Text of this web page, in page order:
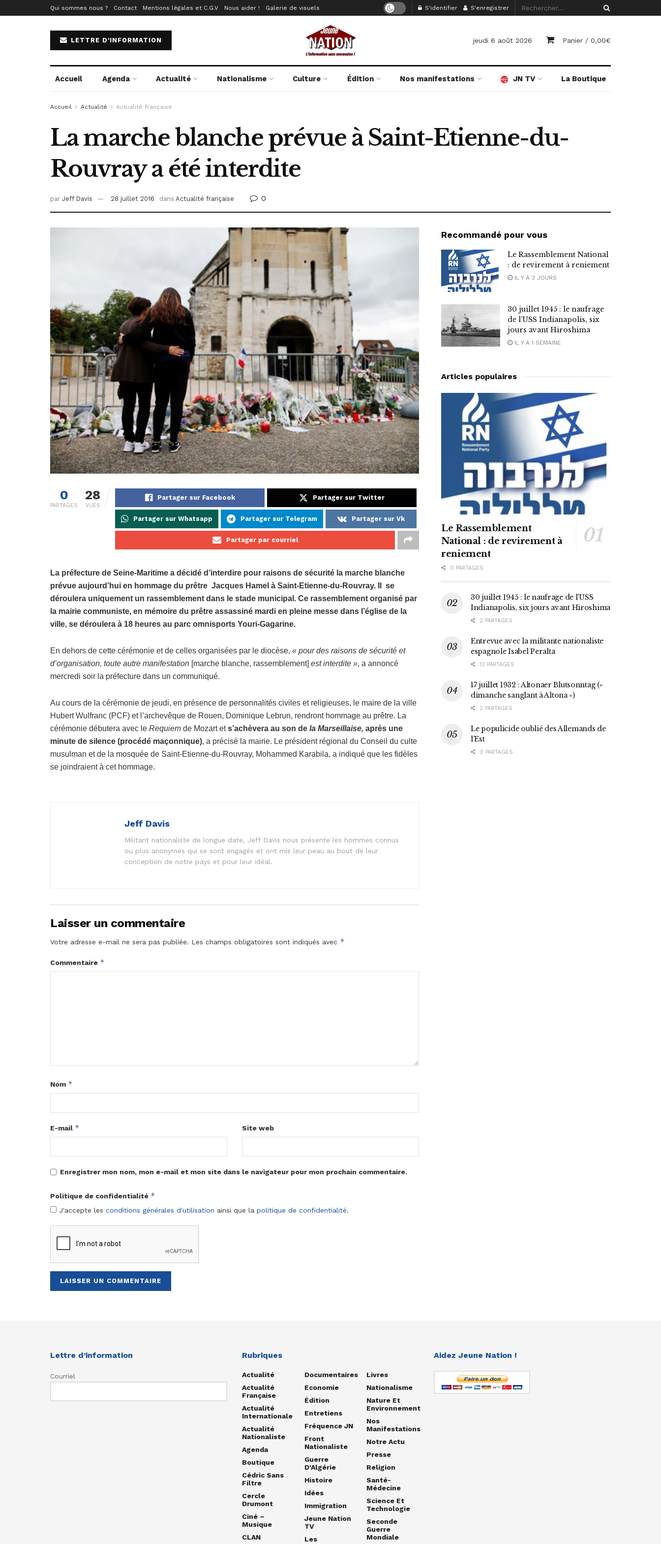
Qui sommes nous ? Contact Mentions légales et C.G.V Nous aider ! Galerie de visuels S'identifier S'enregistrer
LETTRE D'INFORMATION jeudi 6 août 2026 Panier / 0,00€
Accueil Agenda Actualité Nationalisme Culture Édition Nos manifestations JN TV La Boutique
Accueil Actualité Actualité française
La marche blanche prévue à Saint-Etienne-du-
Rouvray a été interdite
par Jeff Davis 28 juillet 2016 dans Actualité française 0
0
PARTAGES
28
VUES
Partager sur Facebook Partager sur Twitter
Partager sur Whatsapp Partager sur Telegram Partager sur Vk
Partager par courriel
La préfecture de Seine-Maritime a décidé d’interdire pour raisons de sécurité la marche blanche
prévue aujourd’hui en hommage du prêtre Jacques Hamel à Saint-Etienne-du-Rouvray. Il se
déroulera uniquement un rassemblement dans le stade municipal. Ce rassemblement organisé par
la mairie communiste, en mémoire du prêtre assassiné mardi en pleine messe dans l’église de la
ville, se déroulera à 18 heures au parc omnisports Youri-Gagarine.
En dehors de cette cérémonie et de celles organisées par le diocèse, « pour des raisons de sécurité et
d’organisation, toute autre manifestation [marche blanche, rassemblement] est interdite », a annoncé
mercredi soir la préfecture dans un communiqué.
Au cours de la cérémonie de jeudi, en présence de personnalités civiles et religieuses, le maire de la ville
Hubert Wulfranc (PCF) et l’archevêque de Rouen, Dominique Lebrun, rendront hommage au prêtre. La
cérémonie débutera avec le Requiem de Mozart ets’achèvera au son de la Marseillaise, après une
minute de silence (procédé maçonnique), a précisé la mairie. Le président régional du Conseil du culte
musulman et de la mosquée de Saint-Etienne-du-Rouvray, Mohammed Karabila, a indiqué que les fidèles
se joindraient à cet hommage.
Jeff Davis
Militant nationaliste de longue date, Jeff Davis nous présente les hommes connus
ou plus anonymes qui se sont engagés et ont mis leur peau au bout de leur
conception de notre pays et pour leur idéal.
Laisser un commentaire
Votre adresse e-mail ne sera pas publiée. Les champs obligatoires sont indiqués avec *
Commentaire *
Nom *
E-mail * Site web
Enregistrer mon nom, mon e-mail et mon site dans le navigateur pour mon prochain commentaire.
Politique de confidentialité *
J'accepte les conditions générales d'utilisation ainsi que la politique de confidentialité.
Recommandé pour vous
Le Rassemblement National
: de revirement à reniement
IL Y A 3 JOURS
30 juillet 1945 : le naufrage
de l’USS Indianapolis, six
jours avant Hiroshima
IL Y A 1 SEMAINE
Articles populaires
Le Rassemblement
National : de revirement à
reniement
0 PARTAGES
30 juillet 1945 : le naufrage de l’USS
Indianapolis, six jours avant Hiroshima
2 PARTAGES
Entrevue avec la militante nationaliste
espagnole Isabel Peralta
12 PARTAGES
17 juillet 1932 : Altonaer Blutsonntag («
dimanche sanglant à Altona »)
2 PARTAGES
Le populicide oublié des Allemands de
l’Est
0 PARTAGES
Lettre d’information
Courriel
Rubriques
Actualité
Actualité
Française
Actualité
Internationale
Actualité
Nationaliste
Agenda
Boutique
Cédric Sans
Filtre
Cercle
Drumont
Ciné –
Musique
CLAN
Documentaires
Economie
Édition
Entretiens
Fréquence JN
Front
Nationaliste
Guerre
D'Algérie
Histoire
Idées
Immigration
Jeune Nation
TV
Les
Livres
Nationalisme
Nature Et
Environnement
Nos
Manifestations
Notre Actu
Presse
Religion
Santé-
Médecine
Science Et
Technologie
Seconde
Guerre
Mondiale
Aidez Jeune Nation !